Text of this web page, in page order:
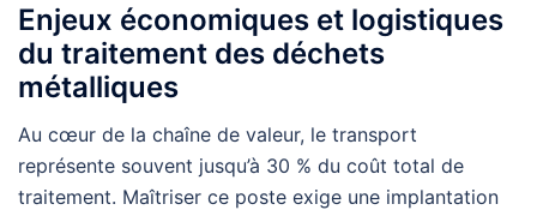
Enjeux économiques et logistiques
du traitement des déchets
métalliques
Au cœur de la chaîne de valeur, le transport
représente souvent jusqu’à 30 % du coût total de
traitement. Maîtriser ce poste exige une implantation